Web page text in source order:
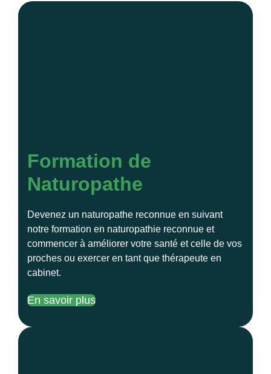
Formation de
Naturopathe
Devenez un naturopathe reconnue en suivant
notre formation en naturopathie reconnue et
commencer à améliorer votre santé et celle de vos
proches ou exercer en tant que thérapeute en
cabinet.
En savoir plus